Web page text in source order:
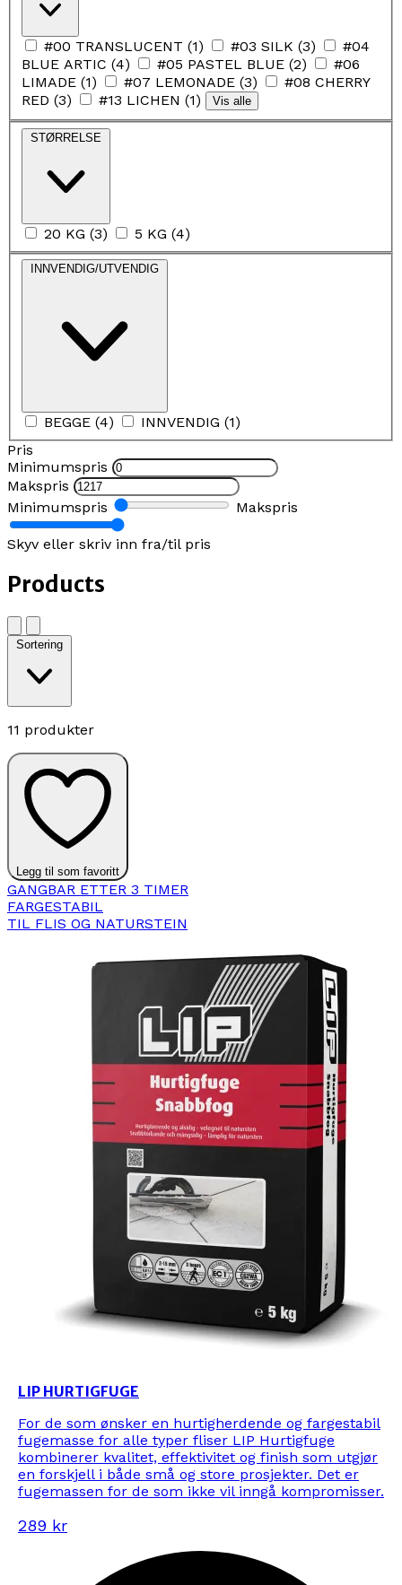
#00 TRANSLUCENT (1) #03 SILK (3)
#04
BLUE ARTIC (4) #05 PASTEL BLUE (2)
#06
LIMADE (1) #07 LEMONADE (3)
#08 CHERRY
RED (3) #13 LICHEN (1) Vis alle
STØRRELSE
20 KG (3) 5 KG (4)
INNVENDIG/UTVENDIG
BEGGE (4) INNVENDIG (1)
Pris
Minimumspris
Makspris
Minimumspris
Makspris
Skyv eller skriv inn fra/til pris
Products
Sortering
11 produkter
Legg til som favoritt
GANGBAR ETTER 3 TIMER
FARGESTABIL
TIL FLIS OG NATURSTEIN
LIP HURTIGFUGE
For de som ønsker en hurtigherdende og fargestabil
fugemasse for alle typer fliser LIP Hurtigfuge
kombinerer kvalitet, effektivitet og finish som utgjør
en forskjell i både små og store prosjekter. Det er
fugemassen for de som ikke vil inngå kompromisser.
289 kr